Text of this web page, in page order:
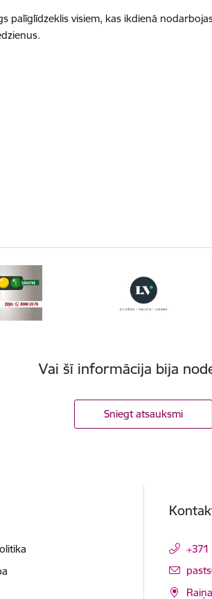
palīglīdzeklis visiem, kas ikdienā
Vai šī informācija bija
Sniegt atsauksmi
+371
E-